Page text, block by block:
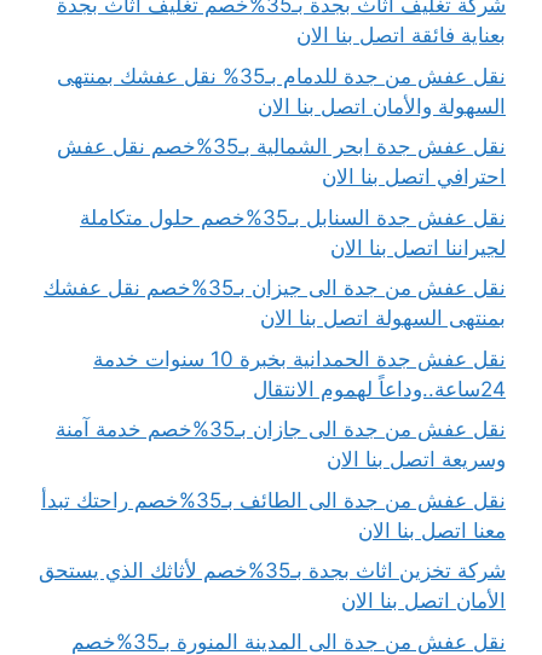
شركة تغليف اثاث بجدة بـ35%خصم تغليف أثاث بجدة
بعناية فائقة اتصل بنا الان
نقل عفش من جدة للدمام بـ35% نقل عفشك بمنتهى
السهولة والأمان اتصل بنا الان
نقل عفش جدة ابحر الشمالية بـ35%خصم نقل عفش
احترافي اتصل بنا الان
نقل عفش جدة السنابل بـ35%خصم حلول متكاملة
لجيراننا اتصل بنا الان
نقل عفش من جدة الى جيزان بـ35%خصم نقل عفشك
بمنتهى السهولة اتصل بنا الان
نقل عفش جدة الحمدانية بخبرة 10 سنوات خدمة
24ساعة..وداعاً لهموم الانتقال
نقل عفش من جدة الى جازان بـ35%خصم خدمة آمنة
وسريعة اتصل بنا الان
نقل عفش من جدة الى الطائف بـ35%خصم راحتك تبدأ
معنا اتصل بنا الان
شركة تخزين اثاث بجدة بـ35%خصم لأثاثك الذي يستحق
الأمان اتصل بنا الان
نقل عفش من جدة الى المدينة المنورة بـ35%خصم